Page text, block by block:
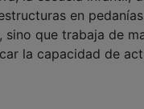
en
que trabaja de
la capacidad de